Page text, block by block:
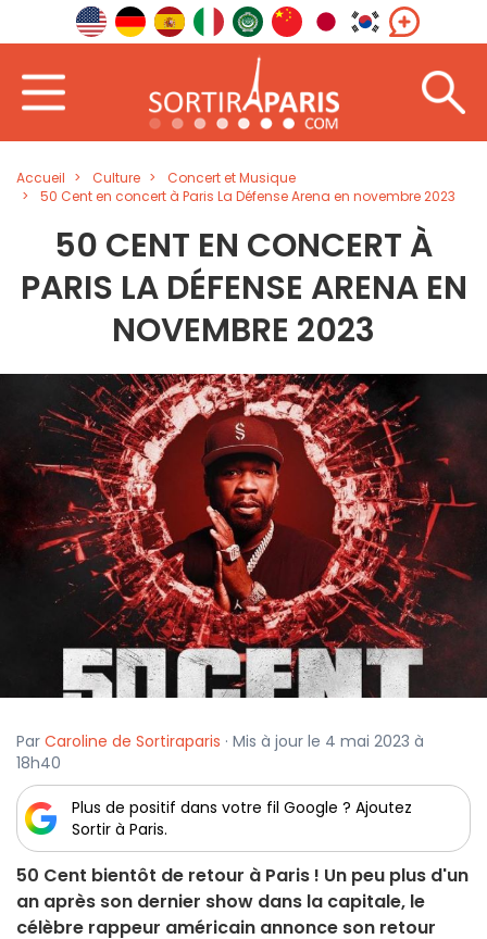
Accueil Culture
Concert et Musique
50 Cent en concert à Paris La Défense Arena en novembre 2023
50 CENT EN CONCERT À
PARIS LA DÉFENSE ARENA EN
NOVEMBRE 2023
Par Caroline de Sortiraparis · Mis à jour le 4 mai 2023 à
18h40
Plus de positif dans votre fil Google ? Ajoutez
Sortir à Paris.
50 Cent bientôt de retour à Paris ! Un peu plus d'un
an après son dernier show dans la capitale, le
célèbre rappeur américain annonce son retour